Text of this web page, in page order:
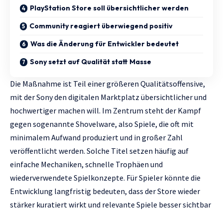
PlayStation Store soll übersichtlicher werden
Community reagiert überwiegend positiv
Was die Änderung für Entwickler bedeutet
Sony setzt auf Qualität statt Masse
Die Maßnahme ist Teil einer größeren Qualitätsoffensive,
mit der Sony den digitalen Marktplatz übersichtlicher und
hochwertiger machen will. Im Zentrum steht der Kampf
gegen sogenannte Shovelware, also Spiele, die oft mit
minimalem Aufwand produziert und in großer Zahl
veröffentlicht werden. Solche Titel setzen häufig auf
einfache Mechaniken, schnelle Trophäen und
wiederverwendete Spielkonzepte. Für Spieler könnte die
Entwicklung langfristig bedeuten, dass der Store wieder
stärker kuratiert wirkt und relevante Spiele besser sichtbar